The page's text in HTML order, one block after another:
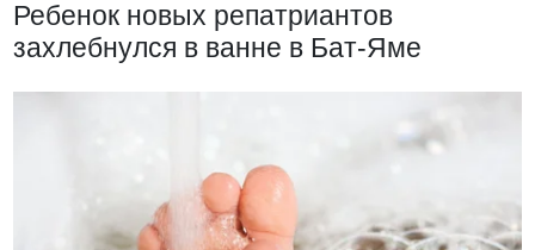
Ребенок новых репатриантов
захлебнулся в ванне в Бат-Яме